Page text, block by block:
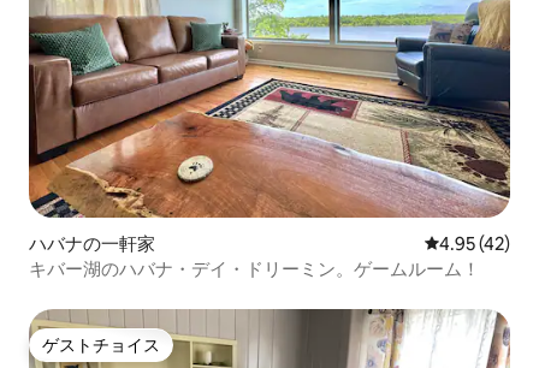
ハバナの一軒家 レビュー42
4.95 (42)
キバー湖のハバナ・デイ・ドリーミン。ゲームルーム！
ゲストチョイス
ゲストチョイス